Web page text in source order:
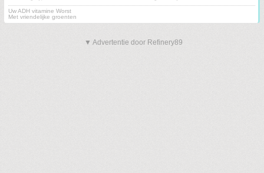
Uw ADH vitamine Worst
Met vriendelijke groenten
▼ Advertentie door Refinery89